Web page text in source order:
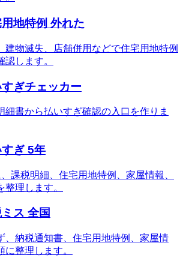
地特例 外れた
建物滅失、店舗併用などで住宅用地特例
します。
ぎチェッカー
細書から払いすぎ確認の入口を作りま
ぎ 5年
課税明細、住宅用地特例、家屋情報、
整理します。
ス 全国
、納税通知書、住宅用地特例、家屋情
整理します。